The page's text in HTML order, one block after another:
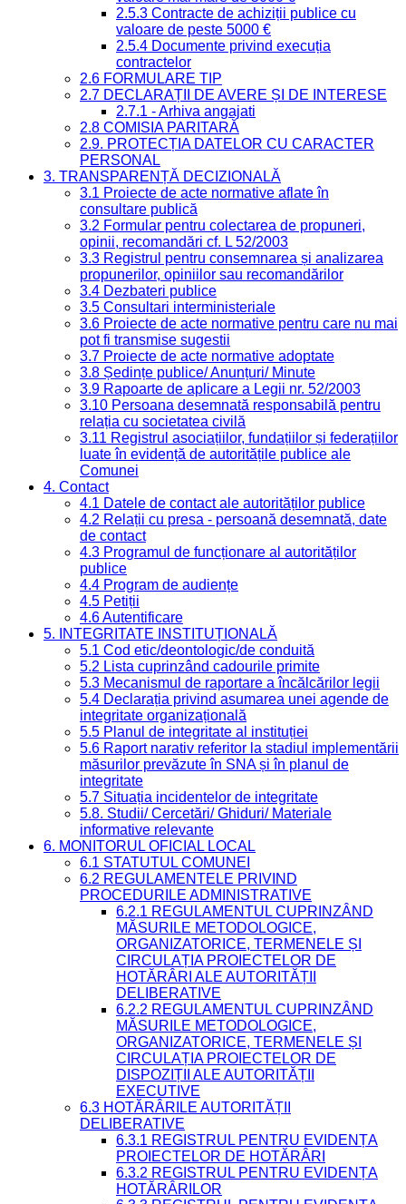
2.5.3 Contracte de achiziții publice cu
valoare de peste 5000 €
2.5.4 Documente privind execuția
contractelor
2.6 FORMULARE TIP
2.7 DECLARAȚII DE AVERE ȘI DE INTERESE
2.7.1 - Arhiva angajati
2.8 COMISIA PARITARĂ
2.9. PROTECȚIA DATELOR CU CARACTER
PERSONAL
3. TRANSPARENȚĂ DECIZIONALĂ
3.1 Proiecte de acte normative aflate în
consultare publică
3.2 Formular pentru colectarea de propuneri,
opinii, recomandări cf. L 52/2003
3.3 Registrul pentru consemnarea și analizarea
propunerilor, opiniilor sau recomandărilor
3.4 Dezbateri publice
3.5 Consultari interministeriale
3.6 Proiecte de acte normative pentru care nu mai
pot fi transmise sugestii
3.7 Proiecte de acte normative adoptate
3.8 Ședințe publice/ Anunțuri/ Minute
3.9 Rapoarte de aplicare a Legii nr. 52/2003
3.10 Persoana desemnată responsabilă pentru
relația cu societatea civilă
3.11 Registrul asociațiilor, fundațiilor și federațiilor
luate în evidență de autoritățile publice ale
Comunei
4. Contact
4.1 Datele de contact ale autorităților publice
4.2 Relații cu presa - persoană desemnată, date
de contact
4.3 Programul de funcționare al autorităților
publice
4.4 Program de audiențe
4.5 Petiții
4.6 Autentificare
5. INTEGRITATE INSTITUȚIONALĂ
5.1 Cod etic/deontologic/de conduită
5.2 Lista cuprinzând cadourile primite
5.3 Mecanismul de raportare a încălcărilor legii
5.4 Declarația privind asumarea unei agende de
integritate organizațională
5.5 Planul de integritate al instituției
5.6 Raport narativ referitor la stadiul implementării
măsurilor prevăzute în SNA și în planul de
integritate
5.7 Situația incidentelor de integritate
5.8. Studii/ Cercetări/ Ghiduri/ Materiale
informative relevante
6. MONITORUL OFICIAL LOCAL
6.1 STATUTUL COMUNEI
6.2 REGULAMENTELE PRIVIND
PROCEDURILE ADMINISTRATIVE
6.2.1 REGULAMENTUL CUPRINZÂND
MĂSURILE METODOLOGICE,
ORGANIZATORICE, TERMENELE ȘI
CIRCULAȚIA PROIECTELOR DE
HOTĂRÂRI ALE AUTORITĂȚII
DELIBERATIVE
6.2.2 REGULAMENTUL CUPRINZÂND
MĂSURILE METODOLOGICE,
ORGANIZATORICE, TERMENELE ȘI
CIRCULAȚIA PROIECTELOR DE
DISPOZIȚII ALE AUTORITĂȚII
EXECUTIVE
6.3 HOTĂRÂRILE AUTORITĂȚII
DELIBERATIVE
6.3.1 REGISTRUL PENTRU EVIDENȚA
PROIECTELOR DE HOTĂRÂRI
6.3.2 REGISTRUL PENTRU EVIDENȚA
HOTĂRÂRILOR